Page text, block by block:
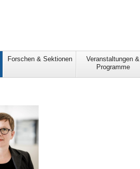
Forschen & Sektionen
Veranstaltungen &
Programme